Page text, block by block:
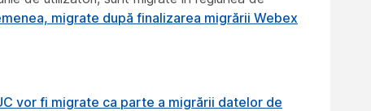
migrate după finalizarea migrării Webex
vor fi migrate ca parte a migrării datelor de